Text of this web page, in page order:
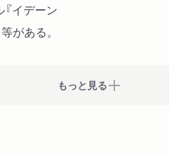
イデーン
がある。
もっと見る